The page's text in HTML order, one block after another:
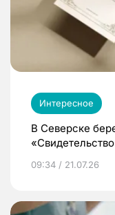
Интересное
В Северске
09:34 / 21.07.26